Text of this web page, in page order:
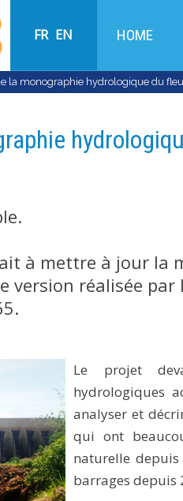
FR EN HOME
la monographie hydrologique du
à mettre à jour la
réalisée par
Le projet
hydrologiques
analyser et
qui ont
naturelle
barrages depuis